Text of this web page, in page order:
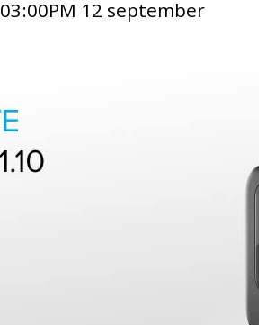
03:00PM 12 september